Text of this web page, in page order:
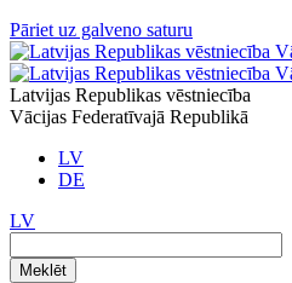
Pāriet uz galveno saturu
Latvijas Republikas vēstniecība
Vācijas Federatīvajā Republikā
LV
DE
LV
Meklēt